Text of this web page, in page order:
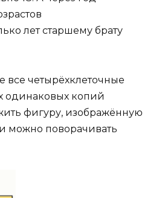
лет старшему брату
все четырёхклеточные
одинаковых копий
фигуру, изображённую
можно поворачивать